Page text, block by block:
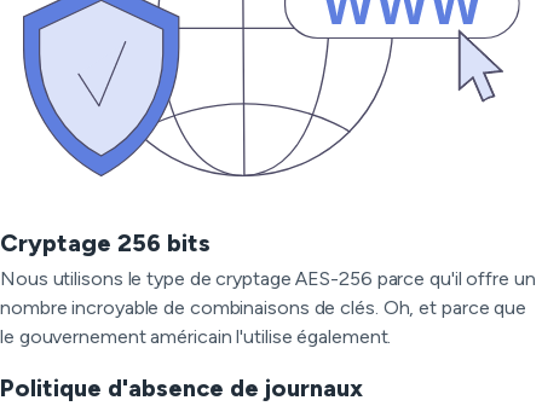
Cryptage 256 bits
Nous utilisons le type de cryptage AES-256 parce qu'il offre un
nombre incroyable de combinaisons de clés. Oh, et parce que
le gouvernement américain l'utilise également.
Politique d'absence de journaux